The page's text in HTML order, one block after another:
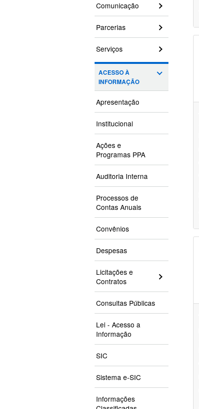
Comunicação
Parcerias
Serviços
ACESSO À
INFORMAÇÃO
Apresentação
Institucional
Ações e
Programas PPA
Auditoria Interna
Processos de
Contas Anuais
Convênios
Despesas
Licitações e
Contratos
Consultas Públicas
Lei - Acesso a
Informação
SIC
Sistema e-SIC
Informações